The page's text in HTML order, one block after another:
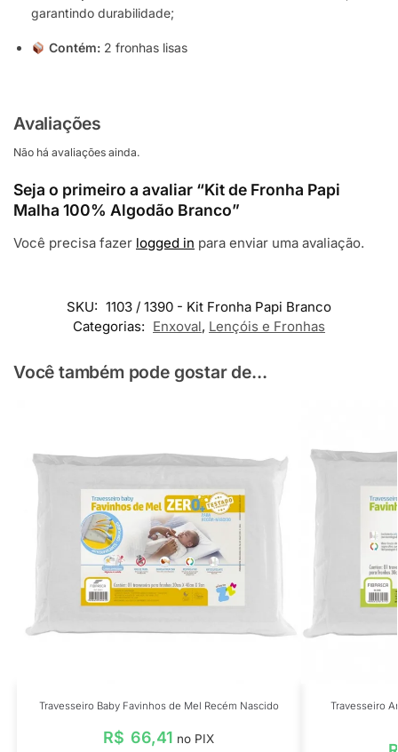
garantindo durabilidade;
Contém:2 fronhas lisas
Avaliações
Não há avaliações ainda.
Seja o primeiro a avaliar “Kit de Fronha Papi
Malha 100% Algodão Branco”
Você precisa fazer logged in para enviar uma avaliação.
SKU: 1103 / 1390 - Kit Fronha Papi Branco
Categorias: Enxoval, Lençóis e Fronhas
Você também pode gostar de...
Travesseiro Baby Favinhos de Mel Recém Nascido
R$ 66,41 no PIX
Travesseiro